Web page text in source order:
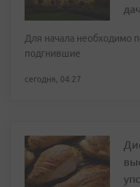
Для начала необходимо
подгнившие
сегодня, 04:27